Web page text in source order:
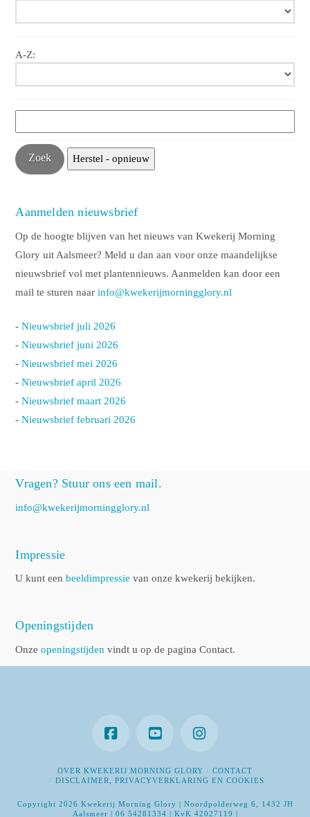
A-Z:
Aanmelden nieuwsbrief
Op de hoogte blijven van het nieuws van Kwekerij Morning
Glory uit Aalsmeer? Meld u dan aan voor onze maandelijkse
nieuwsbrief vol met plantennieuws. Aanmelden kan door een
mail te sturen naarinfo@kwekerijmorningglory.nl
-Nieuwsbrief juli 2026
-Nieuwsbrief juni 2026
-Nieuwsbrief mei 2026
-Nieuwsbrief april 2026
-Nieuwsbrief maart 2026
-Nieuwsbrief februari 2026
Vragen? Stuur ons een mail.
info@kwekerijmorningglory.nl
Impressie
U kunt eenbeeldimpressie van onze kwekerij bekijken.
Openingstijden
Onzeopeningstijden vindt u op de pagina Contact.
OVER KWEKERIJ MORNING GLORY
CONTACT
DISCLAIMER, PRIVACYVERKLARING EN COOKIES
Copyright 2026 Kwekerij Morning Glory | Noordpolderweg 6, 1432 JH
Aalsmeer | 06 54281334 | KvK 42027119 |